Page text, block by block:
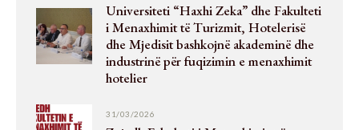
Universiteti “Haxhi Zeka” dhe Fakulteti
i Menaxhimit të Turizmit, Hotelerisë
dhe Mjedisit bashkojnë akademinë dhe
industrinë për fuqizimin e menaxhimit
hotelier
31/03/2026